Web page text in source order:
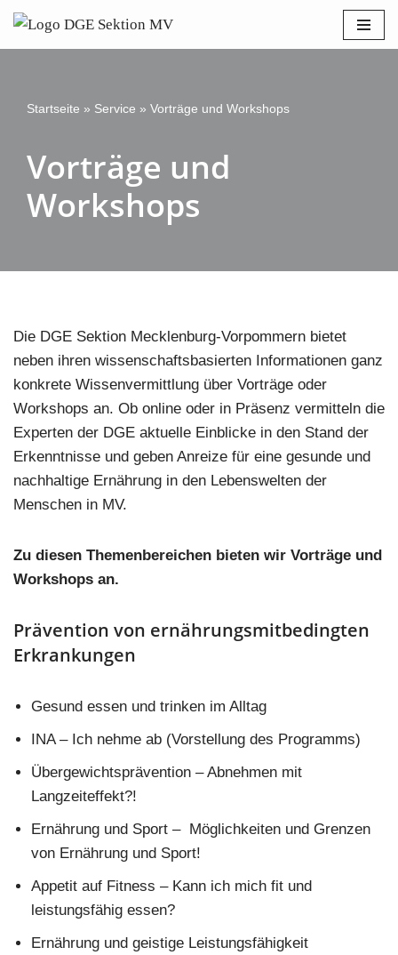
Bitte
beachten
Website
Barrierefreiheitssystem.
Zum
Startseite » Service » Vorträge und Workshops
Vorträge und
Workshops
Die DGE Sektion Mecklenburg-Vorpommern bietet
neben ihren wissenschaftsbasierten Informationen ganz
konkrete Wissenvermittlung über Vorträge oder
Workshops an. Ob online oder in Präsenz vermitteln die
Experten der DGE aktuelle Einblicke in den Stand der
Erkenntnisse und geben Anreize für eine gesunde und
nachhaltige Ernährung in den Lebenswelten der
Menschen in MV.
Zu diesen Themenbereichen bieten wir Vorträge und
Workshops an.
Prävention von ernährungsmitbedingten
Erkrankungen
Gesund essen und trinken im Alltag
INA – Ich nehme ab (Vorstellung des Programms)
Übergewichtsprävention – Abnehmen mit
Langzeiteffekt?!
Ernährung und Sport – Möglichkeiten und Grenzen
von Ernährung und Sport!
Appetit auf Fitness – Kann ich mich fit und
leistungsfähig essen?
Ernährung und geistige Leistungsfähigkeit